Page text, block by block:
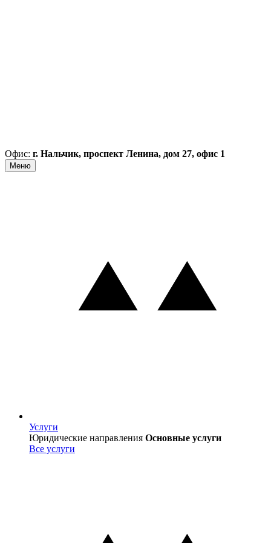
Офис: г. Нальчик, проспект Ленина, дом 27, офис 1
Меню
Услуги
Услуги
Юридические направления Основные услуги
Все услуги